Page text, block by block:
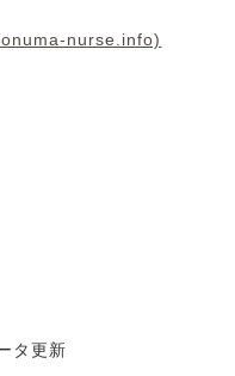
nurse.info)
タ更新